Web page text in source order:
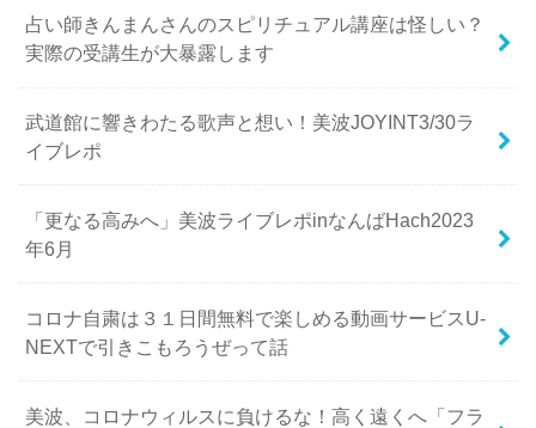
占い師きんまんさんのスピリチュアル講座は怪しい？
実際の受講生が大暴露します
武道館に響きわたる歌声と想い！美波JOYINT3/30ラ
イブレポ
「更なる高みへ」美波ライブレポinなんばHach2023
年6月
コロナ自粛は３１日間無料で楽しめる動画サービスU-
NEXTで引きこもろうぜって話
美波、コロナウィルスに負けるな！高く遠くへ「フラ